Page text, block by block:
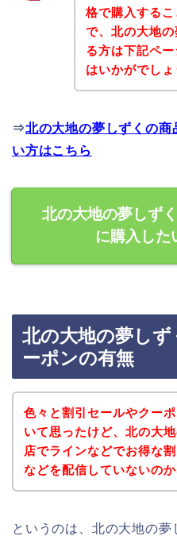
格で購入する
で、北の大地
る方は下記ペ
はいかがでしょ
⇒北の大地の夢しずくの商
い方はこちら
北の大地の夢しず
に購入した
北の大地の夢し
ーポンの有無
色々と割引セールやクー
いて思ったけど、北の大
店でラインなどでお得な
などを配信していないのか
というのは、北の大地の